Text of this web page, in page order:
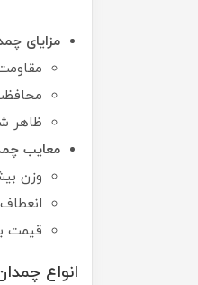
مزایای
ظاهر
معایب
وزن
قیمت
انواع